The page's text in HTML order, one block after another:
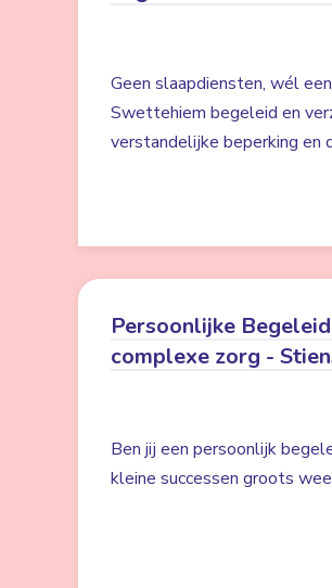
Geen slaapdiensten, wél
Swettehiem begeleid en
verstandelijke beperking en
Persoonlijke
complexe zorg -
Ben jij een persoonlijk
kleine successen groots